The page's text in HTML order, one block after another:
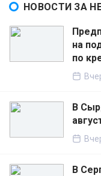
НОВОСТИ ЗА
на
по
В
В